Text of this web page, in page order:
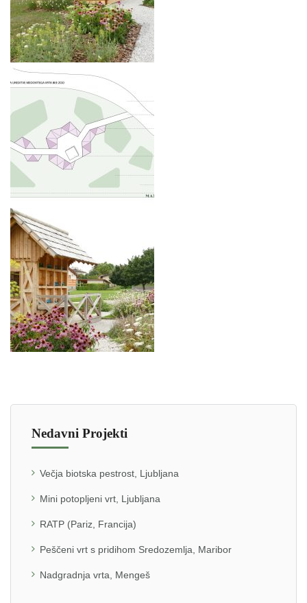
Nedavni Projekti
Večja biotska pestrost, Ljubljana
Mini potopljeni vrt, Ljubljana
RATP (Pariz, Francija)
Peščeni vrt s pridihom Sredozemlja, Maribor
Nadgradnja vrta, Mengeš